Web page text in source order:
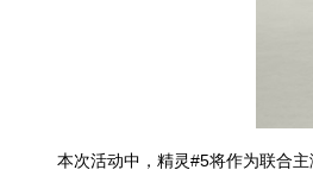
本次活动中，精灵#5将作为联合